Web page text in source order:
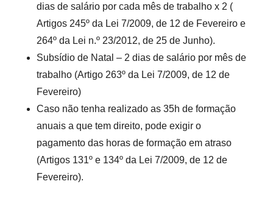
dias de salário por cada mês de trabalho x 2 (
Artigos 245º da Lei 7/2009, de 12 de Fevereiro e
264º da Lei n.º 23/2012, de 25 de Junho).
Subsídio de Natal – 2 dias de salário por mês de
trabalho (Artigo 263º da Lei 7/2009, de 12 de
Fevereiro)
Caso não tenha realizado as 35h de formação
anuais a que tem direito, pode exigir o
pagamento das horas de formação em atraso
(Artigos 131º e 134º da Lei 7/2009, de 12 de
Fevereiro).